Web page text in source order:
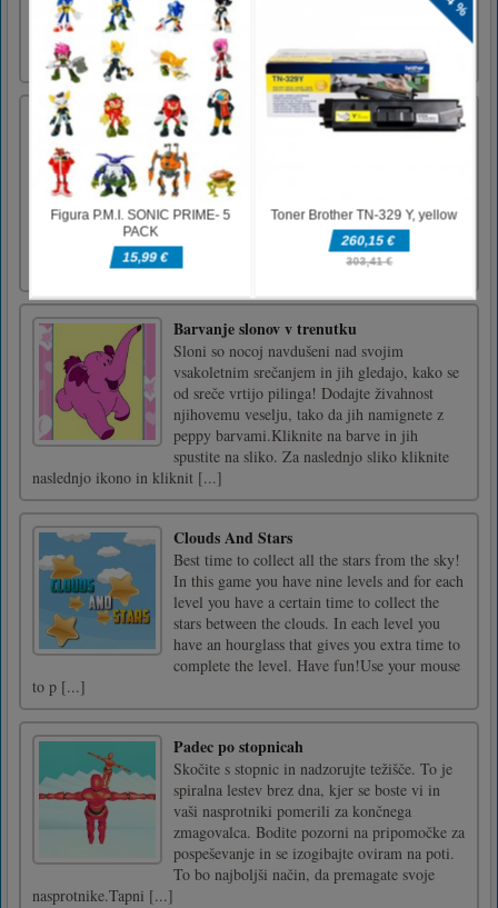
Escape Games je kombinacija več iger za
pobeg iz sob in vrat na različnih lokacijah. Ko
boste igrali vse te igre Gam [...]
Traffic Run Online
Traffic Run Online ni le arkada, ampak tudi
izogibanje simulacijski igri z motorjem za 3D
igre. Ste voznik, ki se dobro spopada s
prometnimi situacijami. Od zbiranja zlatih
kovancev v Traffic Run Online se morate
izogniti prometni nesreči in se do cilja
končati.Miško ali tapnite, [...]
Barvanje slonov v trenutku
Sloni so nocoj navdušeni nad svojim
vsakoletnim srečanjem in jih gledajo, kako se
od sreče vrtijo pilinga! Dodajte živahnost
njihovemu veselju, tako da jih namignete z
peppy barvami.Kliknite na barve in jih
spustite na sliko. Za naslednjo sliko kliknite
naslednjo ikono in kliknit [...]
Clouds And Stars
Best time to collect all the stars from the sky!
In this game you have nine levels and for each
level you have a certain time to collect the
stars between the clouds. In each level you
have an hourglass that gives you extra time to
complete the level. Have fun!Use your mouse
to p [...]
Padec po stopnicah
Skočite s stopnic in nadzorujte težišče. To je
spiralna lestev brez dna, kjer se boste vi in
vaši nasprotniki pomerili za končnega
zmagovalca. Bodite pozorni na pripomočke za
pospeševanje in se izogibajte oviram na poti.
To bo najboljši način, da premagate svoje
nasprotnike.Tapni [...]